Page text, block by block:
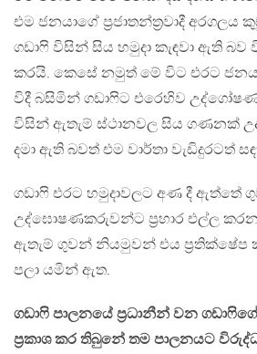
එම ජනයාගේ ප්‍රජාතන්ත්‍රවාදී අරගලය
ගඩාෆි විසින් සිය හමුදා කැඳවා ඇති බව
කරයි. කෙසේ නමුත් මේ විට එරට
විදී බසිමින් ගඩාෆිට එරෙහිව
විසින් ඇතැම් ස්ථානවල සිය ගණනක්
දමා ඇති බවත් එම වාර්තා වැඩිදුරටත්
ගඩාෆි එරට හමුදාවලට අණ දී ඇත්තේ
උද්ඝොෂණකරුවන්ට ප්‍රහාර එල්ල
ඇතැම් ගුවන් නියමුවන් එය ප්‍රතික්ෂේප
පලා යමින් ඇත.
ගඩාෆි පාලනයේ ප්‍රධානීන් වන
ප්‍රකාශ කර තිබුනේ තම පාලනයට